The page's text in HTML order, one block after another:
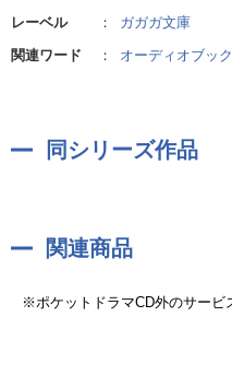
レーベル
：
ガガガ文庫
関連ワード
： オーディオブック
同シリーズ作品
関連商品
※ポケットドラマCD外のサービ